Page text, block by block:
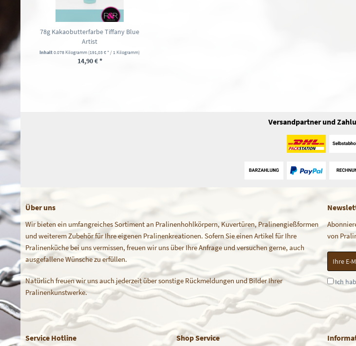
78g Kakaobutterfarbe Tiffany Blue
Artist
Inhalt0.078 Kilogramm(191,03 € * / 1 Kilogramm)
14,90 € *
Versandpartner und
Über uns
Wir bieten ein umfangreiches Sortiment an Pralinenhohlkörpern, Kuvertüren, Pralinengießformen
und weiterem Zubehör für Ihre eigenen Pralinenkreationen. Sofern Sie einen Artikel für Ihre
Pralinenküche bei uns vermissen, freuen wir uns über Ihre Anfrage und versuchen gerne, auch
ausgefallene Wünsche zu erfüllen.
Natürlich freuen wir uns auch jederzeit über sonstige Rückmeldungen und Bilder Ihrer
Pralinenkunstwerke.
von
Ich
Service Hotline Shop Service